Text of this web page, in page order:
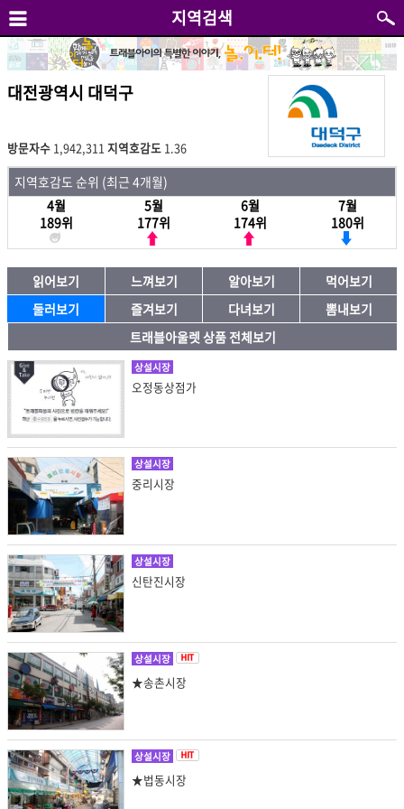
지역검색
대전광역시 대덕구
방문자수 1,942,311 지역호감도 1.36
지역호감도 순위 (최근 4개월)
4월
189위
5월
177위
6월
174위
7월
180위
읽어보기 느껴보기 알아보기
먹어보기
둘러보기
즐겨보기 다녀보기
뽐내보기
트래블아울렛 상품 전체보기
상설시장
오정동상점가
상설시장
중리시장
상설시장
신탄진시장
상설시장
★송촌시장
상설시장
★법동시장